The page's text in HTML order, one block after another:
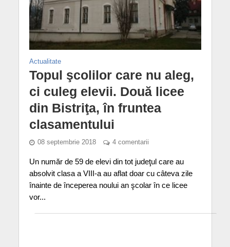
Actualitate
Topul şcolilor care nu aleg,
ci culeg elevii. Două licee
din Bistriţa, în fruntea
clasamentului
08 septembrie 2018 4 comentarii
Un număr de 59 de elevi din tot judeţul care au
absolvit clasa a VIII-a au aflat doar cu câteva zile
înainte de începerea noului an şcolar în ce licee
vor...